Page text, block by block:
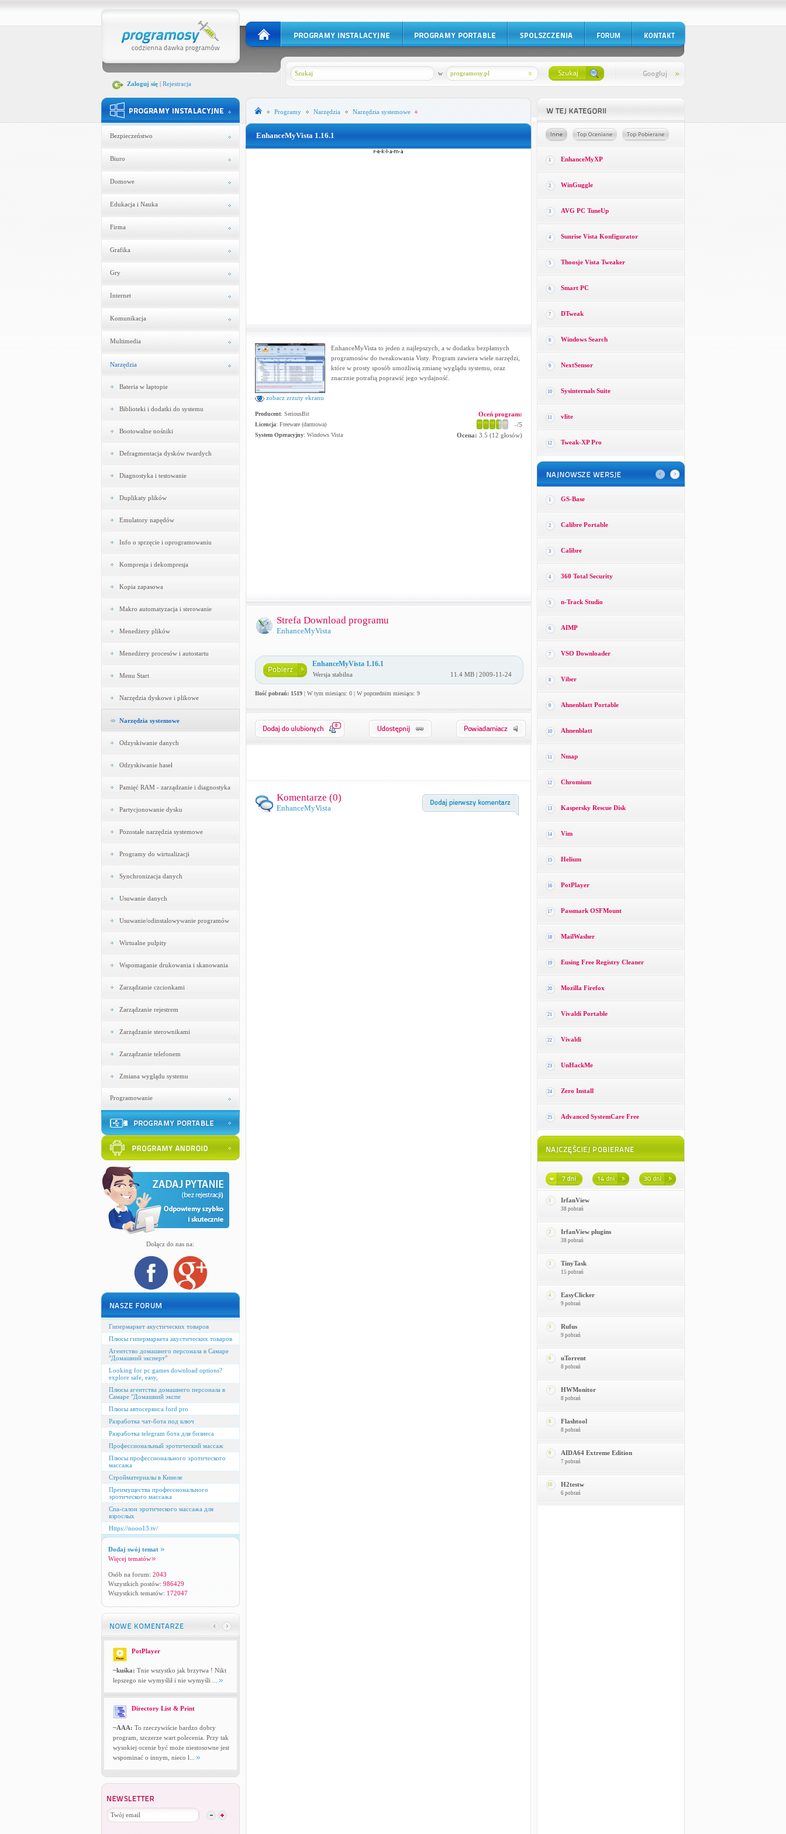
Zaloguj się| Rejestracja
programosy.pl
w
Bezpieczeństwo
Biuro
Domowe
Edukacja i Nauka
Firma
Grafika
Gry
Internet
Komunikacja
Multimedia
Narzędzia
Bateria w laptopie
Biblioteki i dodatki do systemu
Bootowalne nośniki
Defragmentacja dysków twardych
Diagnostyka i testowanie
Duplikaty plików
Emulatory napędów
Info o sprzęcie i oprogramowaniu
Kompresja i dekompresja
Kopia zapasowa
Makro automatyzacja i sterowanie
Menedżery plików
Menedżery procesów i autostartu
Menu Start
Narzędzia dyskowe i plikowe
Narzędzia systemowe
Odzyskiwanie danych
Odzyskiwanie haseł
Pamięć RAM - zarządzanie i diagnostyka
Partycjonowanie dysku
Pozostałe narzędzia systemowe
Programy do wirtualizacji
Synchronizacja danych
Usuwanie danych
Usuwanie/odinstalowywanie programów
Wirtualne pulpity
Wspomaganie drukowania i skanowania
Zarządzanie czcionkami
Zarządzanie rejestrem
Zarządzanie sterownikami
Zarządzanie telefonem
Zmiana wyglądu systemu
Programowanie
Dołącz do nas na:
Гипермаркет акустических товаров
Плюсы гипермаркета акустических товаров
Агентство домашнего персонала в Самаре
"Домашний эксперт"
Looking for pc games download options?
explore safe, easy,
Плюсы агентства домашнего персонала в
Самаре "Домашний экспе
Плюсы автосервиса ford pro
Разработка чат-бота под ключ
Разработка telegram бота для бизнеса
Профессиональный эротический массаж
Плюсы профессионального эротического
массажа
Стройматериалы в Кинеле
Преимущества профессионального
эротического массажа
Спа-салон эротического массажа для
взрослых
Https://nooo13.tv/
Dodaj swój temat
Więcej tematów
Osób na forum: 2043
Wszystkich postów: 986429
Wszystkich tematów: 172047
PotPlayer
~kuśka: Tnie wszystko jak brzytwa ! Nikt
lepszego nie wymyślił i nie wymyśli ...
Directory List & Print
~AAA: To rzeczywiście bardzo dobry
program, szczerze wart polecenia. Przy tak
wysokiej ocenie być może niestosowne jest
wspominać o innym, nieco l...
Programy Narzędzia Narzędzia systemowe
EnhanceMyVista 1.16.1
zobacz zrzuty ekranu
EnhanceMyVista to jeden z najlepszych, a w dodatku bezpłatnych
programosów do tweakowania Visty. Program zawiera wiele narzędzi,
które w prosty sposób umożliwią zmianę wyglądu systemu, oraz
znacznie potrafią poprawić jego wydajność.
Producent: SeriousBit
Licencja: Freeware (darmowa)
System Operacyjny: Windows Vista
Oceń program:
-/5
Ocena: 3.5 (12 głosów)
Strefa Download programu
EnhanceMyVista
EnhanceMyVista 1.16.1
Wersja stabilna 11.4 MB | 2009-11-24
Ilość pobrań: 1519| W tym miesiącu: 0 | W poprzednim miesiącu: 9
0
Komentarze (0)
EnhanceMyVista
1 EnhanceMyXP
2 WinGuggle
3 AVG PC TuneUp
4 Sunrise Vista Konfigurator
5 Thoosje Vista Tweaker
6 Smart PC
7 DTweak
8 Windows Search
9 NextSensor
10 Sysinternals Suite
11 vlite
12 Tweak-XP Pro
1 GS-Base
2 Calibre Portable
3 Calibre
4 360 Total Security
5 n-Track Studio
6 AIMP
7 VSO Downloader
8 Viber
9 Ahnenblatt Portable
10 Ahnenblatt
11 Nmap
12 Chromium
13 Kaspersky Rescue Disk
14 Vim
15 Helium
16 PotPlayer
17 Passmark OSFMount
18 MailWasher
19 Eusing Free Registry Cleaner
20 Mozilla Firefox
21 Vivaldi Portable
22 Vivaldi
23 UnHackMe
24 Zero Install
25 Advanced SystemCare Free
1 IrfanView
38 pobrań
2 IrfanView plugins
38 pobrań
3 TinyTask
15 pobrań
4 EasyClicker
9 pobrań
5 Rufus
9 pobrań
6 uTorrent
8 pobrań
7 HWMonitor
8 pobrań
8 Flashtool
8 pobrań
9 AIDA64 Extreme Edition
7 pobrań
10 H2testw
6 pobrań